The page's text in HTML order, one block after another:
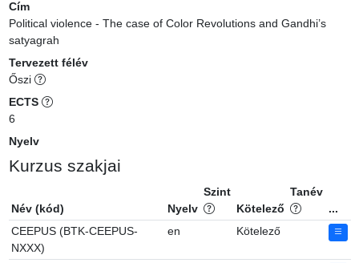
Cím
Political violence - The case of Color Revolutions and Gandhi’s
satyagrah
Tervezett félév
Őszi
ECTS
6
Nyelv
Kurzus szakjai
Név (kód) Nyelv
Szint
Kötelező
Tanév
...
CEEPUS (BTK-CEEPUS-
NXXX)
en Kötelező